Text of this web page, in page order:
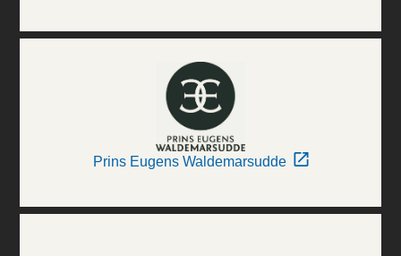
Prins Eugens Waldemarsudde